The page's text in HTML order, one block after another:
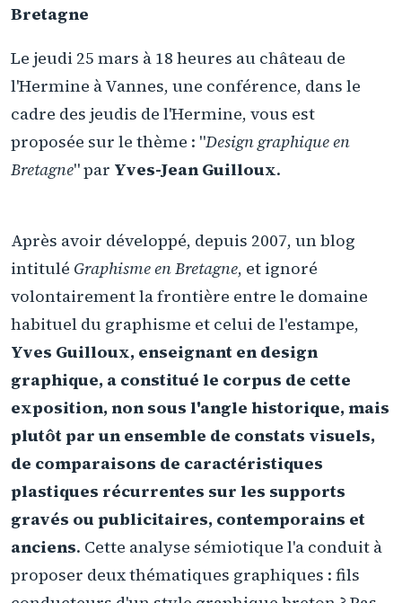
Bretagne
Le jeudi 25 mars à 18 heures au château de
l'Hermine à Vannes, une conférence, dans le
cadre des jeudis de l'Hermine, vous est
proposée sur le thème : "Design graphique en
Bretagne" par Yves-Jean Guilloux.
Après avoir développé, depuis 2007, un blog
intitulé Graphisme en Bretagne, et ignoré
volontairement la frontière entre le domaine
habituel du graphisme et celui de l'estampe,
Yves Guilloux, enseignant en design
graphique, a constitué le corpus de cette
exposition, non sous l'angle historique, mais
plutôt par un ensemble de constats visuels,
de comparaisons de caractéristiques
plastiques récurrentes sur les supports
gravés ou publicitaires, contemporains et
anciens. Cette analyse sémiotique l'a conduit à
proposer deux thématiques graphiques : fils